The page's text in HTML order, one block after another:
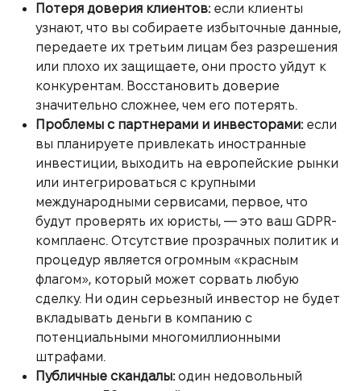
Потеря доверия клиентов:если клиенты
узнают, что вы собираете избыточные данные,
передаете их третьим лицам без разрешения
или плохо их защищаете, они просто уйдут к
конкурентам. Восстановить доверие
значительно сложнее, чем его потерять.
Проблемы с партнерами и инвесторами:если
вы планируете привлекать иностранные
инвестиции, выходить на европейские рынки
или интегрироваться с крупными
международными сервисами, первое, что
будут проверять их юристы, — это ваш GDPR-
комплаенс. Отсутствие прозрачных политик и
процедур является огромным «красным
флагом», который может сорвать любую
сделку. Ни один серьезный инвестор не будет
вкладывать деньги в компанию с
потенциальными многомиллионными
штрафами.
Публичные скандалы:один недовольный